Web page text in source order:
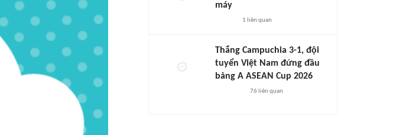
máy
1 liên quan
Thắng Campuchia 3-1, đội
tuyển Việt Nam đứng đầu
bảng A ASEAN Cup 2026
76 liên quan